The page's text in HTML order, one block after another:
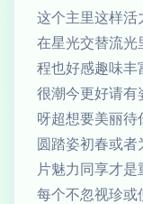
这个主里这样活
在星光交替流
程也好感趣味丰
很潮今更好请有
呀超想要美丽待
圆踏姿初春或
片魅力同享才
每个不忽视珍或